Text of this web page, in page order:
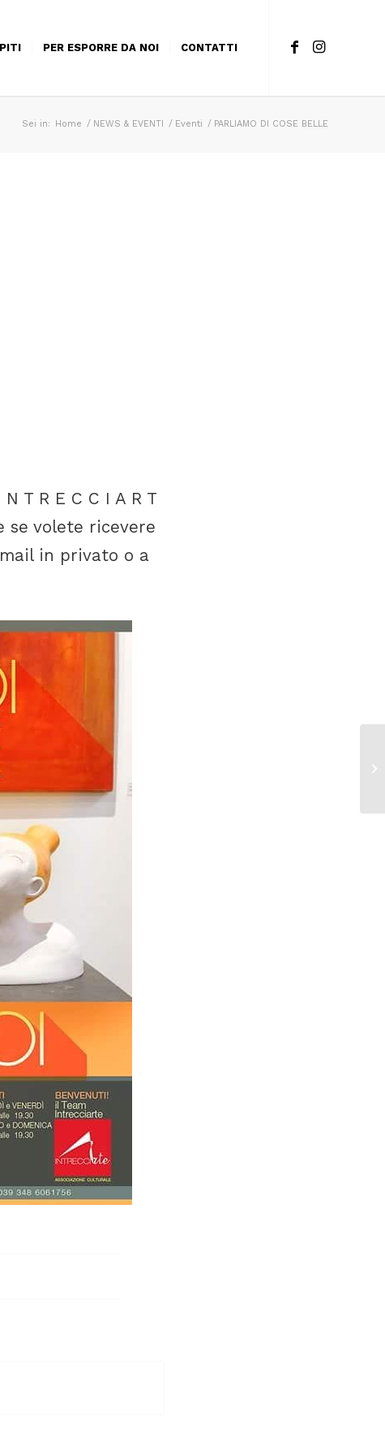
PER ESPORRE DA NOI CONTATTI
Sei in: Home / NEWS & EVENTI / Eventi / PARLIAMO DI COSE BELLE
T R E C C I A R T
se volete ricevere
in privato o a